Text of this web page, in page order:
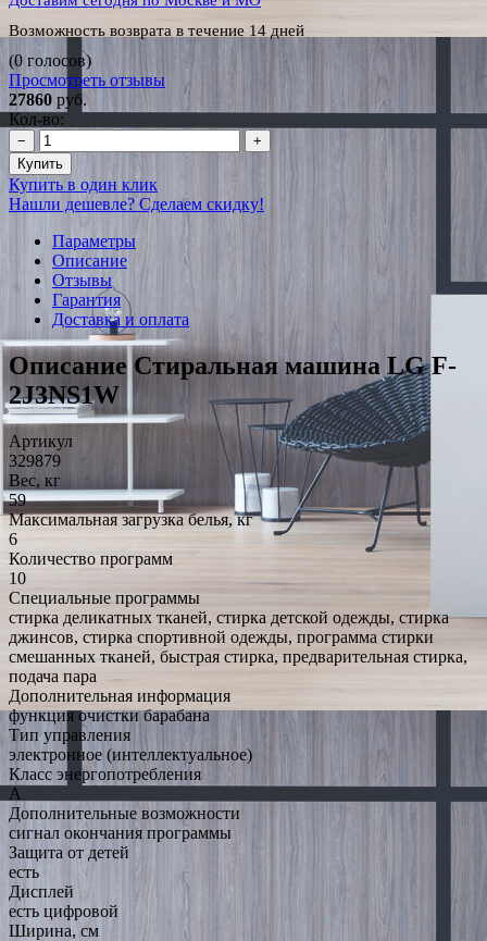
Возможность возврата в течение 14 дней
(0 голосов)
Просмотреть отзывы
27860 руб.
Кол-во:
−
+
Купить
Купить в один клик
Нашли дешевле? Сделаем скидку!
Параметры
Описание
Отзывы
Гарантия
Доставка и оплата
Описание Стиральная машина LG F-
2J3NS1W
Артикул
329879
Вес, кг
59
Максимальная загрузка белья, кг
6
Количество программ
10
Специальные программы
стирка деликатных тканей, стирка детской одежды, стирка
джинсов, стирка спортивной одежды, программа стирки
смешанных тканей, быстрая стирка, предварительная стирка,
подача пара
Дополнительная информация
функция очистки барабана
Тип управления
электронное (интеллектуальное)
Класс энергопотребления
A
Дополнительные возможности
сигнал окончания программы
Защита от детей
есть
Дисплей
есть цифровой
Ширина, см